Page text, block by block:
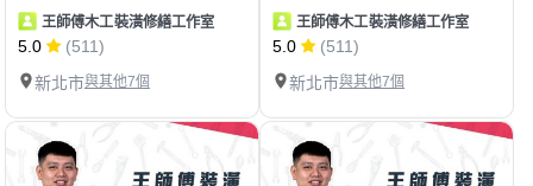
王師傅木工裝潢修繕工作室
5.0
(511)
新北市與其他7個
王師傅木工裝潢修繕工作室
5.0
(511)
新北市與其他7個